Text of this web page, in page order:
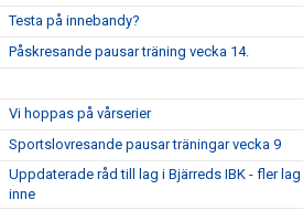
Testa på innebandy?
Påskresande pausar träning vecka 14.
Vi hoppas på vårserier
Sportslovresande pausar träningar vecka 9
Uppdaterade råd till lag i Bjärreds IBK - fler
inne